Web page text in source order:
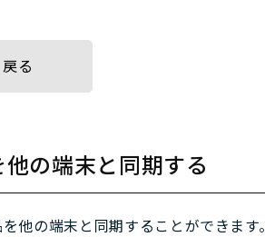
戻る
の端末と同期する
他の端末と同期することができます。